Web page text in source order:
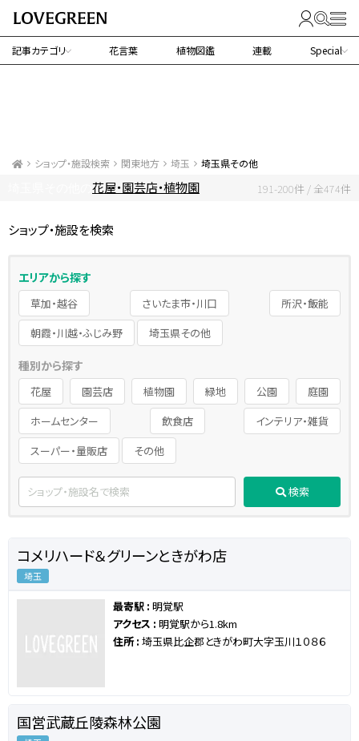
記事カテゴリ 花言葉 植物図鑑 連載 Special
ショップ・施設検索 関東地方 埼玉
埼玉県その他
花屋・園芸店・植物園 191-200件 / 全474件
ショップ・施設を検索
エリアから探す
草加・越谷 さいたま市・川口
所沢・飯能
朝霞・川越・ふじみ野
埼玉県その他
種別から探す
花屋 園芸店 植物園 緑地 公園
庭園
ホームセンター
飲食店
インテリア・雑貨
スーパー・量販店
その他
検索
コメリハード＆グリーンときがわ店
埼玉
最寄駅 : 明覚駅
アクセス : 明覚駅から1.8km
住所 : 埼玉県比企郡ときがわ町大字玉川１０８６
国営武蔵丘陵森林公園